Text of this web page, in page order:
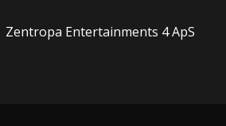
Zentropa Entertainments 4 ApS